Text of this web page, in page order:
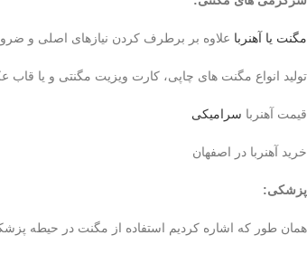
مگنت یا آهنربا علاوه بر برطرف کردن نیازهای اصلی و
تولید انواع مگنت های چاپی، کارت ویزیت مگنتی و یا
قیمت آهنربا سرامیکی
خرید آهنربا در اصفهان
پزشکی:
همان طور که اشاره کردیم استفاده از مگنت در حیطه